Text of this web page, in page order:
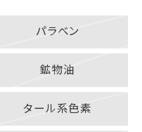
パラベン
鉱物油
タール系色素